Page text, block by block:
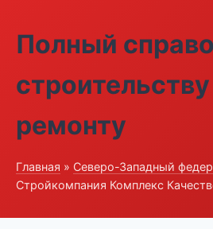
Полный
ремонту
Главная » Северо-Западный
Стройкомпания Комплекс